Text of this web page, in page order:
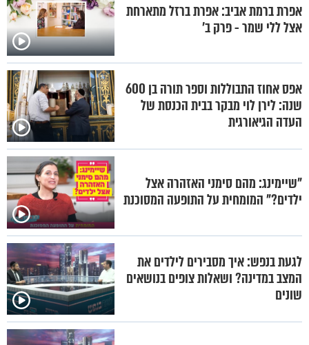
אפרת ברמת אביב: אפרת ברזל מתארחת
אצל ללי שמר - פרק ב'
אפס אחוז התבוללות וספר תורה בן 600
שנה: לירן לוי מבקר בבית הכנסת של
העדה הגיאורגית
"שיימינג: מהם סימני האזהרה אצל
ילדים?" המומחית על התופעה המסוכנת
לגעת בנפש: איך מסבירים לילדים את
המצב במדינה? ושאלות צופים בנושאים
שונים